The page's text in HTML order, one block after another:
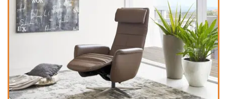
décoration